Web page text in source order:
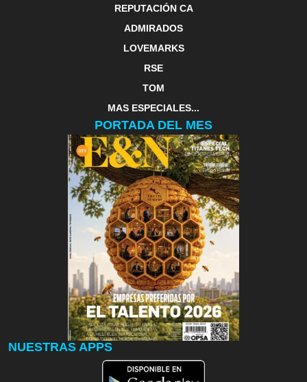
REPUTACIÓN CA
ADMIRADOS
LOVEMARKS
RSE
TOM
MAS ESPECIALES...
PORTADA DEL MES
NUESTRAS APPS